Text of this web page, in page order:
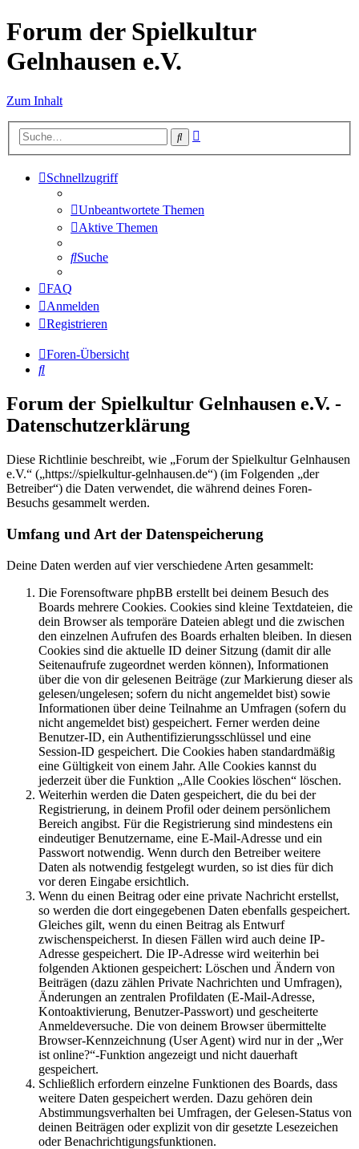
Forum der Spielkultur
Gelnhausen e.V.
Zum Inhalt
Suche
Schnellzugriff
Unbeantwortete Themen
Aktive Themen
Suche
FAQ
Anmelden
Registrieren
Foren-Übersicht
Suche
Forum der Spielkultur Gelnhausen e.V. -
Datenschutzerklärung
Diese Richtlinie beschreibt, wie „Forum der Spielkultur Gelnhausen
e.V.“ („https://spielkultur-gelnhausen.de“) (im Folgenden „der
Betreiber“) die Daten verwendet, die während deines Foren-
Besuchs gesammelt werden.
Umfang und Art der Datenspeicherung
Deine Daten werden auf vier verschiedene Arten gesammelt:
Die Forensoftware phpBB erstellt bei deinem Besuch des
Boards mehrere Cookies. Cookies sind kleine Textdateien, die
dein Browser als temporäre Dateien ablegt und die zwischen
den einzelnen Aufrufen des Boards erhalten bleiben. In diesen
Cookies sind die aktuelle ID deiner Sitzung (damit dir alle
Seitenaufrufe zugeordnet werden können), Informationen
über die von dir gelesenen Beiträge (zur Markierung dieser als
gelesen/ungelesen; sofern du nicht angemeldet bist) sowie
Informationen über deine Teilnahme an Umfragen (sofern du
nicht angemeldet bist) gespeichert. Ferner werden deine
Benutzer-ID, ein Authentifizierungsschlüssel und eine
Session-ID gespeichert. Die Cookies haben standardmäßig
eine Gültigkeit von einem Jahr. Alle Cookies kannst du
jederzeit über die Funktion „Alle Cookies löschen“ löschen.
Weiterhin werden die Daten gespeichert, die du bei der
Registrierung, in deinem Profil oder deinem persönlichem
Bereich angibst. Für die Registrierung sind mindestens ein
eindeutiger Benutzername, eine E-Mail-Adresse und ein
Passwort notwendig. Wenn durch den Betreiber weitere
Daten als notwendig festgelegt wurden, so ist dies für dich
vor deren Eingabe ersichtlich.
Wenn du einen Beitrag oder eine private Nachricht erstellst,
so werden die dort eingegebenen Daten ebenfalls gespeichert.
Gleiches gilt, wenn du einen Beitrag als Entwurf
zwischenspeicherst. In diesen Fällen wird auch deine IP-
Adresse gespeichert. Die IP-Adresse wird weiterhin bei
folgenden Aktionen gespeichert: Löschen und Ändern von
Beiträgen (dazu zählen Private Nachrichten und Umfragen),
Änderungen an zentralen Profildaten (E-Mail-Adresse,
Kontoaktivierung, Benutzer-Passwort) und gescheiterte
Anmeldeversuche. Die von deinem Browser übermittelte
Browser-Kennzeichnung (User Agent) wird nur in der „Wer
ist online?“-Funktion angezeigt und nicht dauerhaft
gespeichert.
Schließlich erfordern einzelne Funktionen des Boards, dass
weitere Daten gespeichert werden. Dazu gehören dein
Abstimmungsverhalten bei Umfragen, der Gelesen-Status von
deinen Beiträgen oder explizit von dir gesetzte Lesezeichen
oder Benachrichtigungsfunktionen.